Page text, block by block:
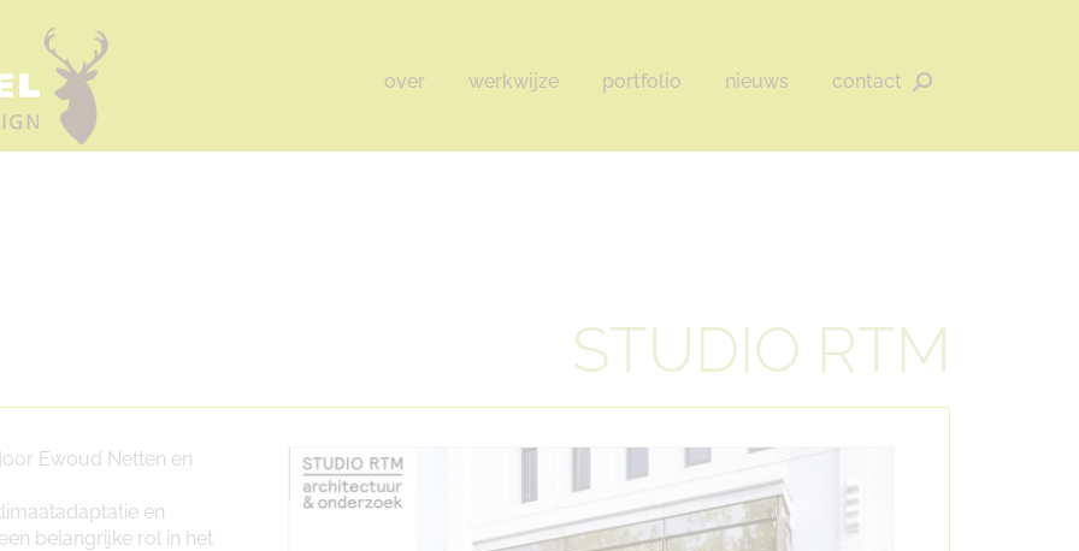
over werkwijze portfolio nieuws contact Zoeken:
STUDIO RTM
Ewoud Netten en
en
belangrijke rol in het